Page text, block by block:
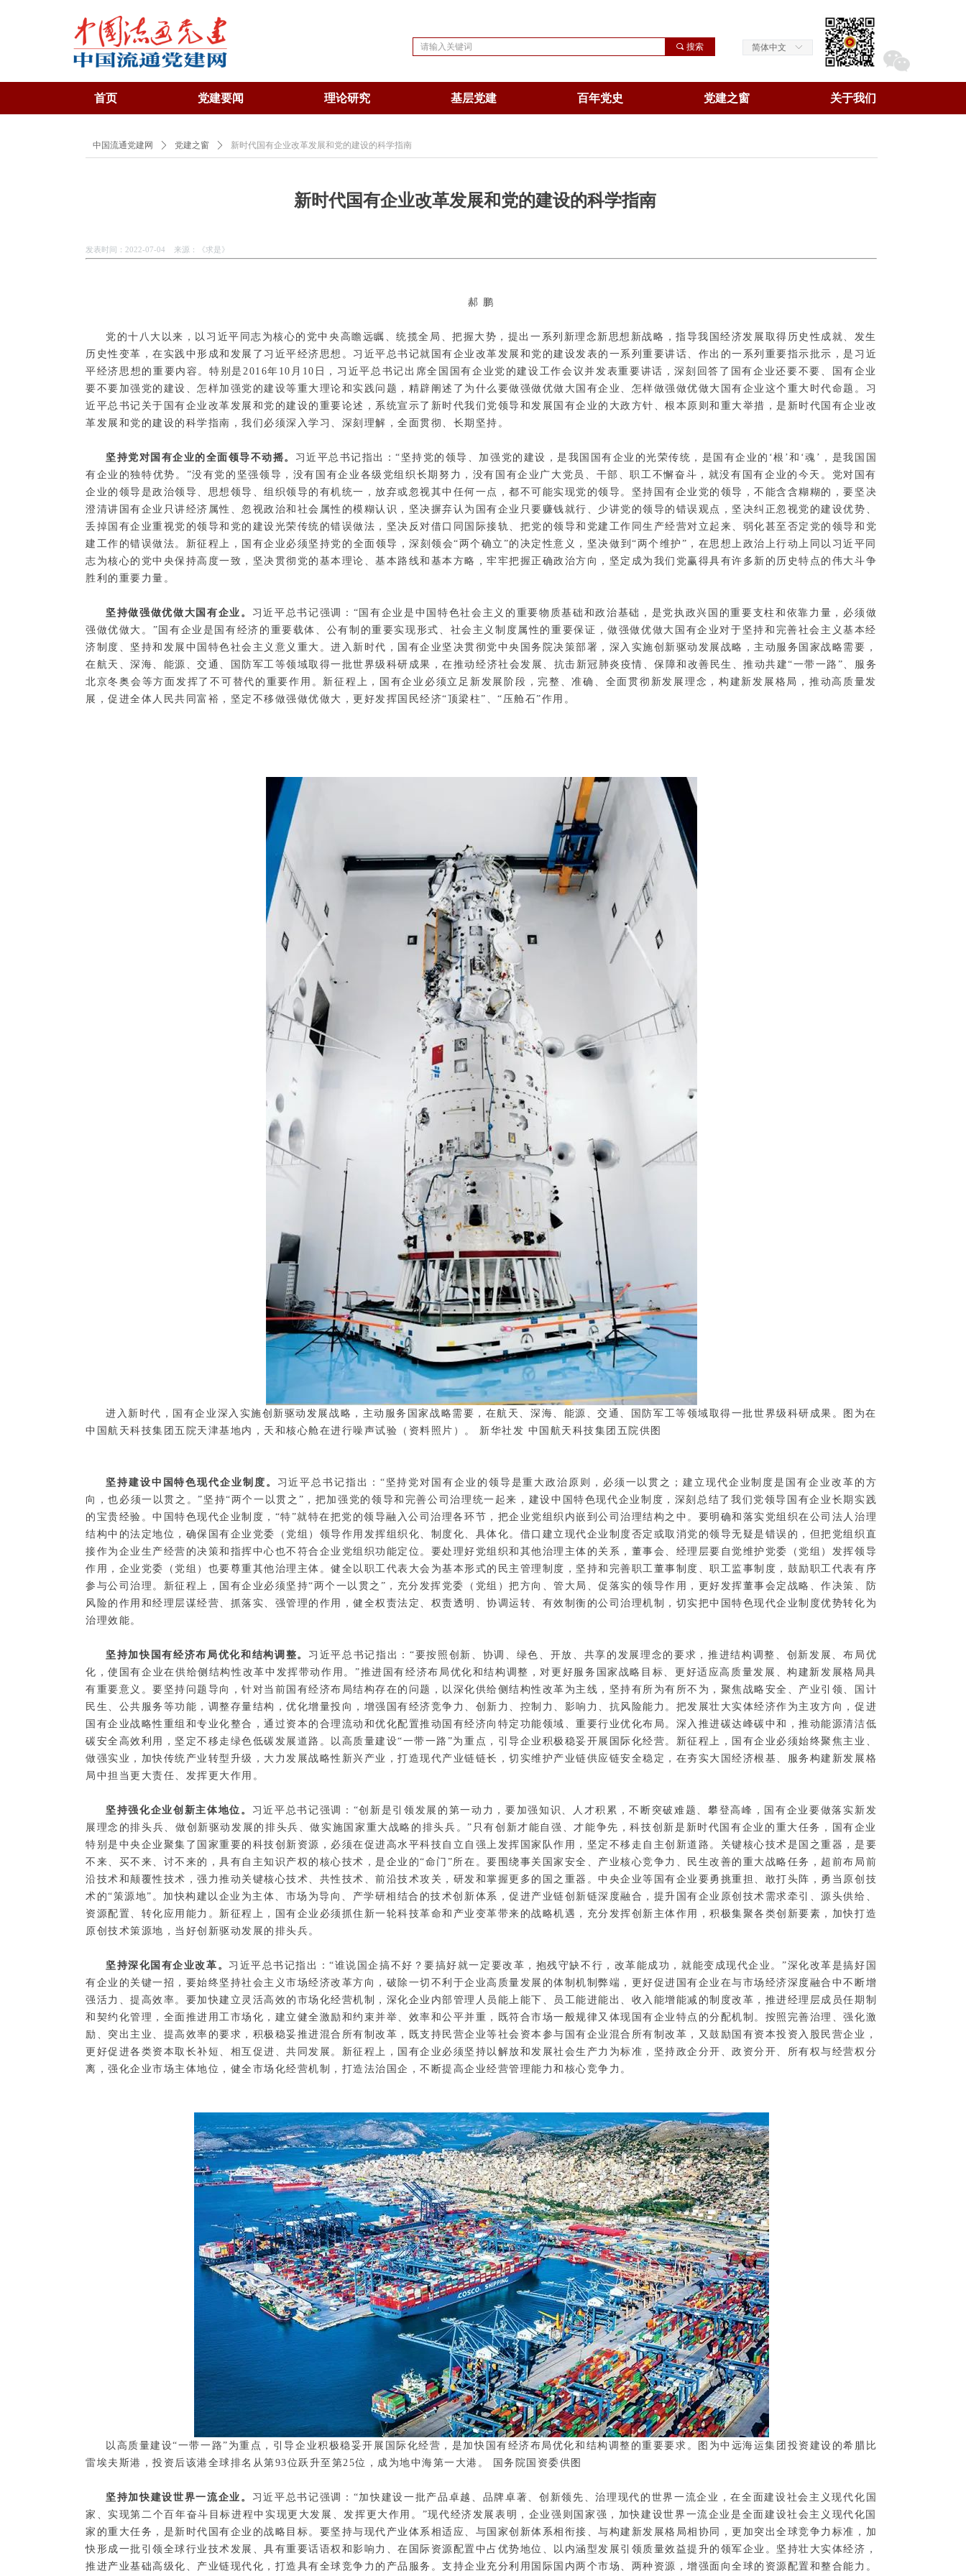
首页 党建要闻 理论研究 基层党建 百年党史 党建之窗 关于我们
끠 搜索 ꀅ
简体中文
新时代国有企业改革发展和党的建设的科学指南
发表时间：2022-07-04 来源：《求是》
郝 鹏
党的十八大以来，以习近平同志为核心的党中央高瞻远瞩、统揽全局、把握大势，提出一系列新理念新思想新战略，指导我国经济发展取得历史性成就、发生
历史性变革，在实践中形成和发展了习近平经济思想。习近平总书记就国有企业改革发展和党的建设发表的一系列重要讲话、作出的一系列重要指示批示，是习近
平经济思想的重要内容。特别是2016年10月10日，习近平总书记出席全国国有企业党的建设工作会议并发表重要讲话，深刻回答了国有企业还要不要、国有企业
要不要加强党的建设、怎样加强党的建设等重大理论和实践问题，精辟阐述了为什么要做强做优做大国有企业、怎样做强做优做大国有企业这个重大时代命题。习
近平总书记关于国有企业改革发展和党的建设的重要论述，系统宣示了新时代我们党领导和发展国有企业的大政方针、根本原则和重大举措，是新时代国有企业改
革发展和党的建设的科学指南，我们必须深入学习、深刻理解，全面贯彻、长期坚持。
坚持党对国有企业的全面领导不动摇。 习近平总书记指出：“坚持党的领导、加强党的建设，是我国国有企业的光荣传统，是国有企业的‘根’和‘魂’，是我国国
有企业的独特优势。”没有党的坚强领导，没有国有企业各级党组织长期努力，没有国有企业广大党员、干部、职工不懈奋斗，就没有国有企业的今天。党对国有
企业的领导是政治领导、思想领导、组织领导的有机统一，放弃或忽视其中任何一点，都不可能实现党的领导。坚持国有企业党的领导，不能含含糊糊的，要坚决
澄清讲国有企业只讲经济属性、忽视政治和社会属性的模糊认识，坚决摒弃认为国有企业只要赚钱就行、少讲党的领导的错误观点，坚决纠正忽视党的建设优势、
丢掉国有企业重视党的领导和党的建设光荣传统的错误做法，坚决反对借口同国际接轨、把党的领导和党建工作同生产经营对立起来、弱化甚至否定党的领导和党
建工作的错误做法。新征程上，国有企业必须坚持党的全面领导，深刻领会“两个确立”的决定性意义，坚决做到“两个维护”，在思想上政治上行动上同以习近平同
志为核心的党中央保持高度一致，坚决贯彻党的基本理论、基本路线和基本方略，牢牢把握正确政治方向，坚定成为我们党赢得具有许多新的历史特点的伟大斗争
胜利的重要力量。
坚持做强做优做大国有企业。 习近平总书记强调：“国有企业是中国特色社会主义的重要物质基础和政治基础，是党执政兴国的重要支柱和依靠力量，必须做
强做优做大。”国有企业是国有经济的重要载体、公有制的重要实现形式、社会主义制度属性的重要保证，做强做优做大国有企业对于坚持和完善社会主义基本经
济制度、坚持和发展中国特色社会主义意义重大。进入新时代，国有企业坚决贯彻党中央国务院决策部署，深入实施创新驱动发展战略，主动服务国家战略需要，
在航天、深海、能源、交通、国防军工等领域取得一批世界级科研成果，在推动经济社会发展、抗击新冠肺炎疫情、保障和改善民生、推动共建“一带一路”、服务
北京冬奥会等方面发挥了不可替代的重要作用。新征程上，国有企业必须立足新发展阶段，完整、准确、全面贯彻新发展理念，构建新发展格局，推动高质量发
展，促进全体人民共同富裕，坚定不移做强做优做大，更好发挥国民经济“顶梁柱”、“压舱石”作用。
进入新时代，国有企业深入实施创新驱动发展战略，主动服务国家战略需要，在航天、深海、能源、交通、国防军工等领域取得一批世界级科研成果。图为在
中国航天科技集团五院天津基地内，天和核心舱在进行噪声试验（资料照片）。 新华社发 中国航天科技集团五院供图
坚持建设中国特色现代企业制度。 习近平总书记指出：“坚持党对国有企业的领导是重大政治原则，必须一以贯之；建立现代企业制度是国有企业改革的方
向，也必须一以贯之。”坚持“两个一以贯之”，把加强党的领导和完善公司治理统一起来，建设中国特色现代企业制度，深刻总结了我们党领导国有企业长期实践
的宝贵经验。中国特色现代企业制度，“特”就特在把党的领导融入公司治理各环节，把企业党组织内嵌到公司治理结构之中。要明确和落实党组织在公司法人治理
结构中的法定地位，确保国有企业党委（党组）领导作用发挥组织化、制度化、具体化。借口建立现代企业制度否定或取消党的领导无疑是错误的，但把党组织直
接作为企业生产经营的决策和指挥中心也不符合企业党组织功能定位。要处理好党组织和其他治理主体的关系，董事会、经理层要自觉维护党委（党组）发挥领导
作用，企业党委（党组）也要尊重其他治理主体。健全以职工代表大会为基本形式的民主管理制度，坚持和完善职工董事制度、职工监事制度，鼓励职工代表有序
参与公司治理。新征程上，国有企业必须坚持“两个一以贯之”，充分发挥党委（党组）把方向、管大局、促落实的领导作用，更好发挥董事会定战略、作决策、防
风险的作用和经理层谋经营、抓落实、强管理的作用，健全权责法定、权责透明、协调运转、有效制衡的公司治理机制，切实把中国特色现代企业制度优势转化为
治理效能。
坚持加快国有经济布局优化和结构调整。 习近平总书记指出：“要按照创新、协调、绿色、开放、共享的发展理念的要求，推进结构调整、创新发展、布局优
化，使国有企业在供给侧结构性改革中发挥带动作用。”推进国有经济布局优化和结构调整，对更好服务国家战略目标、更好适应高质量发展、构建新发展格局具
有重要意义。要坚持问题导向，针对当前国有经济布局结构存在的问题，以深化供给侧结构性改革为主线，坚持有所为有所不为，聚焦战略安全、产业引领、国计
民生、公共服务等功能，调整存量结构，优化增量投向，增强国有经济竞争力、创新力、控制力、影响力、抗风险能力。把发展壮大实体经济作为主攻方向，促进
国有企业战略性重组和专业化整合，通过资本的合理流动和优化配置推动国有经济向特定功能领域、重要行业优化布局。深入推进碳达峰碳中和，推动能源清洁低
碳安全高效利用，坚定不移走绿色低碳发展道路。以高质量建设“一带一路”为重点，引导企业积极稳妥开展国际化经营。新征程上，国有企业必须始终聚焦主业、
做强实业，加快传统产业转型升级，大力发展战略性新兴产业，打造现代产业链链长，切实维护产业链供应链安全稳定，在夯实大国经济根基、服务构建新发展格
局中担当更大责任、发挥更大作用。
坚持强化企业创新主体地位。 习近平总书记强调：“创新是引领发展的第一动力，要加强知识、人才积累，不断突破难题、攀登高峰，国有企业要做落实新发
展理念的排头兵、做创新驱动发展的排头兵、做实施国家重大战略的排头兵。”只有创新才能自强、才能争先，科技创新是新时代国有企业的重大任务，国有企业
特别是中央企业聚集了国家重要的科技创新资源，必须在促进高水平科技自立自强上发挥国家队作用，坚定不移走自主创新道路。关键核心技术是国之重器，是要
不来、买不来、讨不来的，具有自主知识产权的核心技术，是企业的“命门”所在。要围绕事关国家安全、产业核心竞争力、民生改善的重大战略任务，超前布局前
沿技术和颠覆性技术，强力推动关键核心技术、共性技术、前沿技术攻关，研发和掌握更多的国之重器。中央企业等国有企业要勇挑重担、敢打头阵，勇当原创技
术的“策源地”。加快构建以企业为主体、市场为导向、产学研相结合的技术创新体系，促进产业链创新链深度融合，提升国有企业原创技术需求牵引、源头供给、
资源配置、转化应用能力。新征程上，国有企业必须抓住新一轮科技革命和产业变革带来的战略机遇，充分发挥创新主体作用，积极集聚各类创新要素，加快打造
原创技术策源地，当好创新驱动发展的排头兵。
坚持深化国有企业改革。 习近平总书记指出：“谁说国企搞不好？要搞好就一定要改革，抱残守缺不行，改革能成功，就能变成现代企业。”深化改革是搞好国
有企业的关键一招，要始终坚持社会主义市场经济改革方向，破除一切不利于企业高质量发展的体制机制弊端，更好促进国有企业在与市场经济深度融合中不断增
强活力、提高效率。要加快建立灵活高效的市场化经营机制，深化企业内部管理人员能上能下、员工能进能出、收入能增能减的制度改革，推进经理层成员任期制
和契约化管理，全面推进用工市场化，建立健全激励和约束并举、效率和公平并重，既符合市场一般规律又体现国有企业特点的分配机制。按照完善治理、强化激
励、突出主业、提高效率的要求，积极稳妥推进混合所有制改革，既支持民营企业等社会资本参与国有企业混合所有制改革，又鼓励国有资本投资入股民营企业，
更好促进各类资本取长补短、相互促进、共同发展。新征程上，国有企业必须坚持以解放和发展社会生产力为标准，坚持政企分开、政资分开、所有权与经营权分
离，强化企业市场主体地位，健全市场化经营机制，打造法治国企，不断提高企业经营管理能力和核心竞争力。
以高质量建设“一带一路”为重点，引导企业积极稳妥开展国际化经营，是加快国有经济布局优化和结构调整的重要要求。图为中远海运集团投资建设的希腊比
雷埃夫斯港，投资后该港全球排名从第93位跃升至第25位，成为地中海第一大港。 国务院国资委供图
坚持加快建设世界一流企业。 习近平总书记强调：“加快建设一批产品卓越、品牌卓著、创新领先、治理现代的世界一流企业，在全面建设社会主义现代化国
家、实现第二个百年奋斗目标进程中实现更大发展、发挥更大作用。”现代经济发展表明，企业强则国家强，加快建设世界一流企业是全面建设社会主义现代化国
家的重大任务，是新时代国有企业的战略目标。要坚持与现代产业体系相适应、与国家创新体系相衔接、与构建新发展格局相协同，更加突出全球竞争力标准，加
快形成一批引领全球行业技术发展、具有重要话语权和影响力、在国际资源配置中占优势地位、以内涵型发展引领质量效益提升的领军企业。坚持壮大实体经济，
推进产业基础高级化、产业链现代化，打造具有全球竞争力的产品服务。支持企业充分利用国际国内两个市场、两种资源，增强面向全球的资源配置和整合能力。
中国流通党建网 ꄲ 党建之窗 ꄲ 新时代国有企业改革发展和党的建设的科学指南